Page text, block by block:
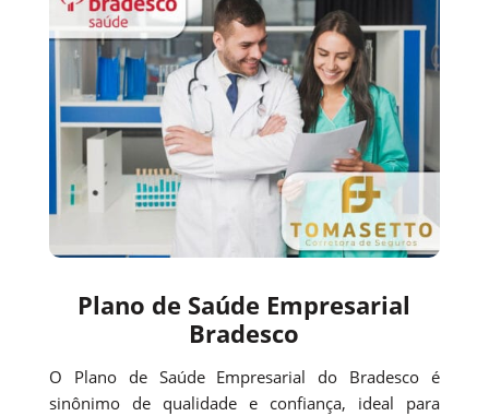
Plano de Saúde Empresarial
Bradesco
O Plano de Saúde Empresarial do Bradesco é
sinônimo de qualidade e confiança, ideal para